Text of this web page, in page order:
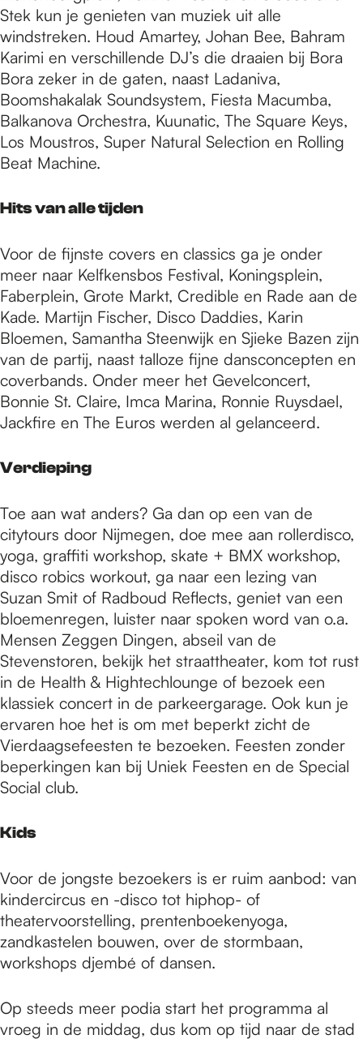
Stek kun je genieten van muziek uit alle
windstreken. Houd Amartey, Johan Bee, Bahram
Karimi en verschillende DJ’s die draaien bij Bora
Bora zeker in de gaten, naast Ladaniva,
Boomshakalak Soundsystem, Fiesta Macumba,
Balkanova Orchestra, Kuunatic, The Square Keys,
Los Moustros, Super Natural Selection en Rolling
Beat Machine.
Hits van alle tijden
Voor de fijnste covers en classics ga je onder
meer naar Kelfkensbos Festival, Koningsplein,
Faberplein, Grote Markt, Credible en Rade aan de
Kade. Martijn Fischer, Disco Daddies, Karin
Bloemen, Samantha Steenwijk en Sjieke Bazen zijn
van de partij, naast talloze fijne dansconcepten en
coverbands. Onder meer het Gevelconcert,
Bonnie St. Claire, Imca Marina, Ronnie Ruysdael,
Jackfire en The Euros werden al gelanceerd.
Verdieping
Toe aan wat anders? Ga dan op een van de
citytours door Nijmegen, doe mee aan rollerdisco,
yoga, graffiti workshop, skate + BMX workshop,
disco robics workout, ga naar een lezing van
Suzan Smit of Radboud Reflects, geniet van een
bloemenregen, luister naar spoken word van o.a.
Mensen Zeggen Dingen, abseil van de
Stevenstoren, bekijk het straattheater, kom tot rust
in de Health & Hightechlounge of bezoek een
klassiek concert in de parkeergarage. Ook kun je
ervaren hoe het is om met beperkt zicht de
Vierdaagsefeesten te bezoeken. Feesten zonder
beperkingen kan bij Uniek Feesten en de Special
Social club.
Kids
Voor de jongste bezoekers is er ruim aanbod: van
kindercircus en -disco tot hiphop- of
theatervoorstelling, prentenboekenyoga,
zandkastelen bouwen, over de stormbaan,
workshops djembé of dansen.
Op steeds meer podia start het programma al
vroeg in de middag, dus kom op tijd naar de stad